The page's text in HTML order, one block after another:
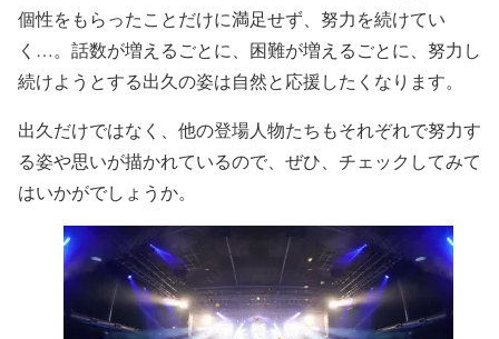
個性をもらったことだけに満足せず、努力を続けてい
く…。話数が増えるごとに、困難が増えるごとに、努力し
続けようとする出久の姿は自然と応援したくなります。
出久だけではなく、他の登場人物たちもそれぞれで努力す
る姿や思いが描かれているので、ぜひ、チェックしてみて
はいかがでしょうか。